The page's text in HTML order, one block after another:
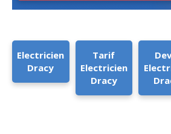
Electricien
Dracy
Tarif
Electricien
Dracy